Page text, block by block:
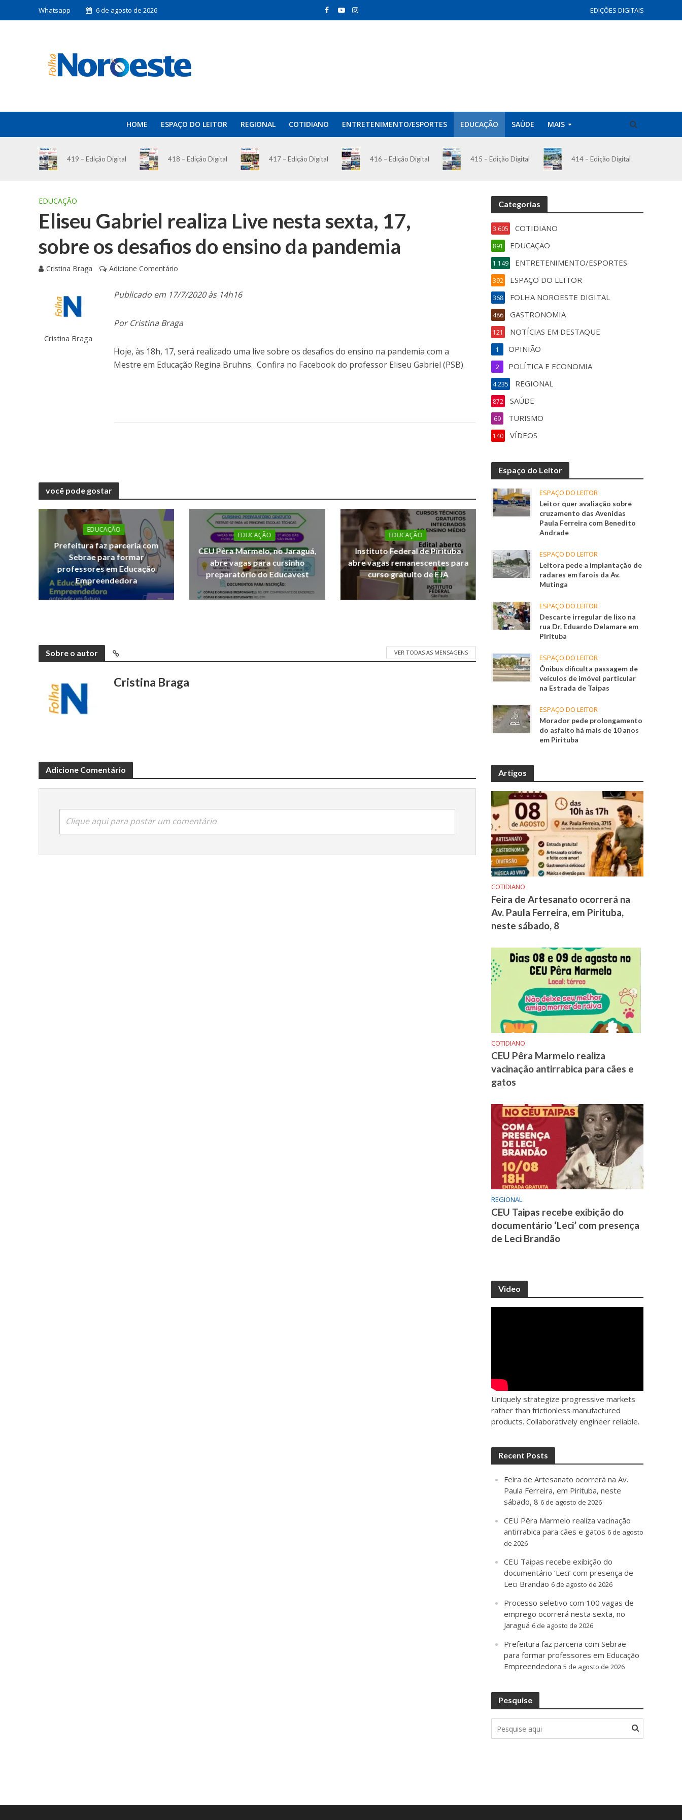
Whatsapp 6 de agosto de 2026 EDIÇÕES DIGITAIS
HOME ESPAÇO DO LEITOR REGIONAL COTIDIANO ENTRETENIMENTO/ESPORTES EDUCAÇÃO SAÚDE MAIS
419 – Edição Digital 418 – Edição Digital 417 – Edição Digital 416 – Edição Digital 415 – Edição Digital 414 – Edição Digital
EDUCAÇÃO
Eliseu Gabriel realiza Live nesta sexta, 17,
sobre os desafios do ensino da pandemia
Cristina Braga Adicione Comentário
Cristina Braga
Publicado em 17/7/2020 às 14h16
Por Cristina Braga
Hoje, às 18h, 17, será realizado uma live sobre os desafios do ensino na pandemia com a
Mestre em Educação Regina Bruhns. Confira no Facebook do professor Eliseu Gabriel (PSB).
você pode gostar
EDUCAÇÃO
Prefeitura faz parceria com
Sebrae para formar
professores em Educação
Empreendedora
EDUCAÇÃO
CEU Pêra Marmelo, no Jaraguá,
abre vagas para cursinho
preparatório do Educavest
EDUCAÇÃO
Instituto Federal de Pirituba
abre vagas remanescentes para
curso gratuito de EJA
Sobre o autor VER TODAS AS MENSAGENS
Cristina Braga
Adicione Comentário
Clique aqui para postar um comentário
Categorias
COTIDIANO
3.605
EDUCAÇÃO
891
ENTRETENIMENTO/ESPORTES
1.149
ESPAÇO DO LEITOR
392
FOLHA NOROESTE DIGITAL
368
GASTRONOMIA
486
NOTÍCIAS EM DESTAQUE
121
OPINIÃO
1
POLÍTICA E ECONOMIA
2
REGIONAL
4.235
SAÚDE
872
TURISMO
69
VÍDEOS
140
Espaço do Leitor
ESPAÇO DO LEITOR
Leitor quer avaliação sobre
cruzamento das Avenidas
Paula Ferreira com Benedito
Andrade
ESPAÇO DO LEITOR
Leitora pede a implantação de
radares em farois da Av.
Mutinga
ESPAÇO DO LEITOR
Descarte irregular de lixo na
rua Dr. Eduardo Delamare em
Pirituba
ESPAÇO DO LEITOR
Ônibus dificulta passagem de
veículos de imóvel particular
na Estrada de Taipas
ESPAÇO DO LEITOR
Morador pede prolongamento
do asfalto há mais de 10 anos
em Pirituba
Artigos
COTIDIANO
Feira de Artesanato ocorrerá na
Av. Paula Ferreira, em Pirituba,
neste sábado, 8
COTIDIANO
CEU Pêra Marmelo realiza
vacinação antirrabica para cães e
gatos
REGIONAL
CEU Taipas recebe exibição do
documentário ‘Leci’ com presença
de Leci Brandão
Video
Uniquely strategize progressive markets
rather than frictionless manufactured
products. Collaboratively engineer reliable.
Recent Posts
Feira de Artesanato ocorrerá na Av.
Paula Ferreira, em Pirituba, neste
sábado, 8 6 de agosto de 2026
CEU Pêra Marmelo realiza vacinação
antirrabica para cães e gatos 6 de agosto
de 2026
CEU Taipas recebe exibição do
documentário ‘Leci’ com presença de
Leci Brandão 6 de agosto de 2026
Processo seletivo com 100 vagas de
emprego ocorrerá nesta sexta, no
Jaraguá 6 de agosto de 2026
Prefeitura faz parceria com Sebrae
para formar professores em Educação
Empreendedora 5 de agosto de 2026
Pesquise